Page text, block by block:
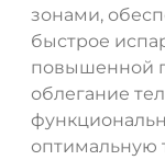
зонами,
быстрое
повышенной
облегание
оптимальную